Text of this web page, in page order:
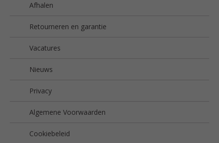
Afhalen
Retourneren en garantie
Vacatures
Nieuws
Privacy
Algemene Voorwaarden
Cookiebeleid